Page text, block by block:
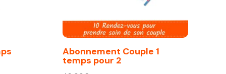
Abonnement Couple 1
temps pour 2